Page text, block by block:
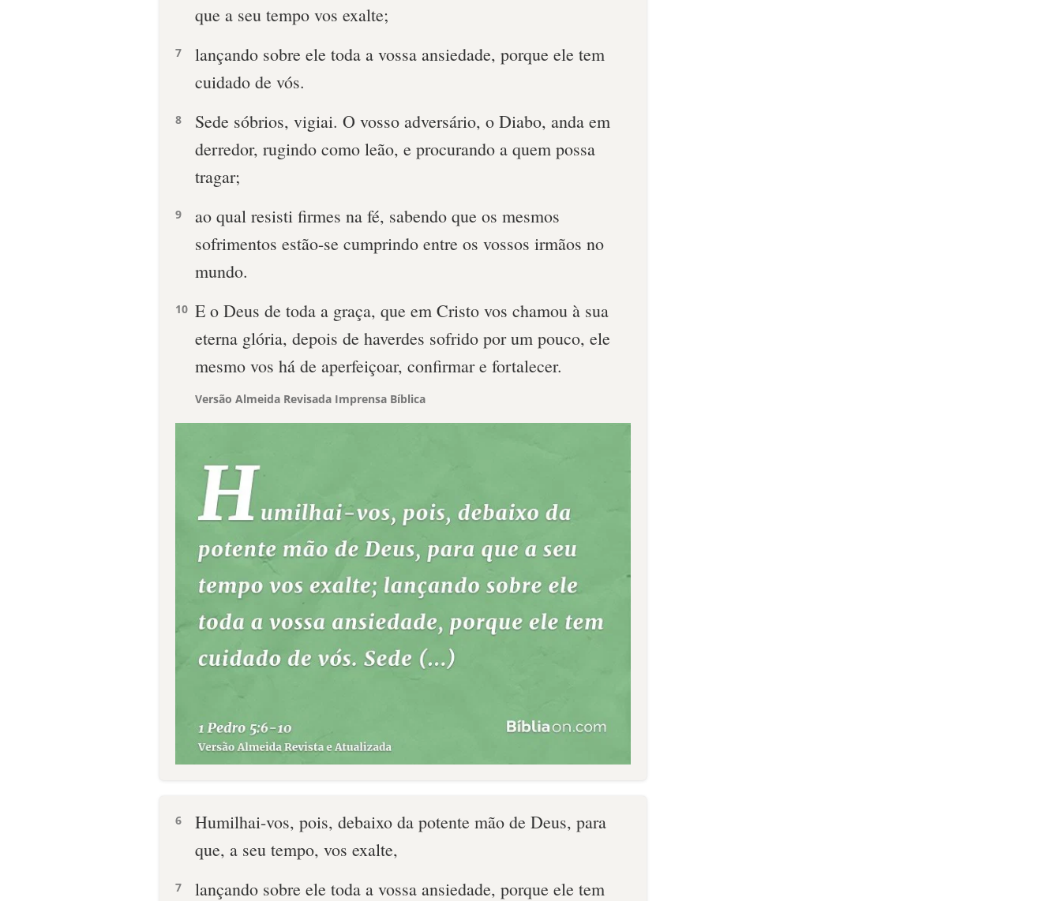
que a seu tempo vos exalte;
7
lançando sobre ele toda a vossa ansiedade, porque ele tem
cuidado de vós.
8
Sede sóbrios, vigiai. O vosso adversário, o Diabo, anda em
derredor, rugindo como leão, e procurando a quem possa
tragar;
9
ao qual resisti firmes na fé, sabendo que os mesmos
sofrimentos estão-se cumprindo entre os vossos irmãos no
mundo.
10 E o Deus de toda a graça, que em Cristo vos chamou à sua
eterna glória, depois de haverdes sofrido por um pouco, ele
mesmo vos há de aperfeiçoar, confirmar e fortalecer.
Versão Almeida Revisada Imprensa Bíblica
6
Humilhai-vos, pois, debaixo da potente mão de Deus, para
que, a seu tempo, vos exalte,
7
lançando sobre ele toda a vossa ansiedade, porque ele tem